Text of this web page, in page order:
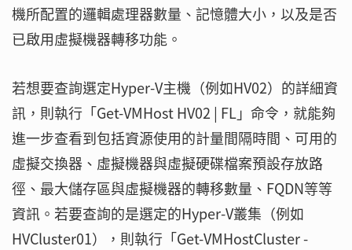
機所配置的邏輯處理器數量、記憶體大小，以及是否
已啟用虛擬機器轉移功能。
若想要查詢選定Hyper-V主機（例如HV02）的詳細資
訊，則執行「Get-VMHost HV02 | FL」命令，就能夠
進一步查看到包括資源使用的計量間隔時間、可用的
虛擬交換器、虛擬機器與虛擬硬碟檔案預設存放路
徑、最大儲存區與虛擬機器的轉移數量、FQDN等等
資訊。若要查詢的是選定的Hyper-V叢集（例如
HVCluster01），則執行「Get-VMHostCluster -